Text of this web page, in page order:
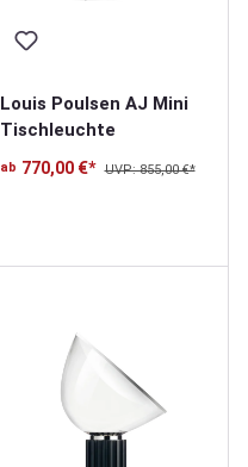
Louis Poulsen AJ Mini
Tischleuchte
ab 770,00 €* UVP: 855,00 €*